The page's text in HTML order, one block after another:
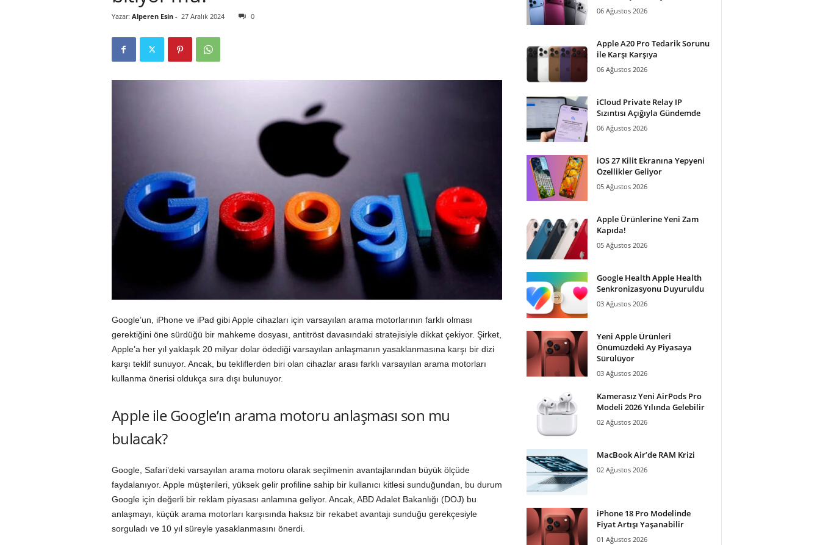
i
a
Yazar: Alperen Esin- 27 Aralık 2024 0
Google’un, iPhone ve iPad gibi Apple cihazları için varsayılan arama motorlarının farklı olması
gerektiğini öne sürdüğü bir mahkeme dosyası, antitröst davasındaki stratejisiyle dikkat çekiyor. Şirket,
Apple’a her yıl yaklaşık 20 milyar dolar ödediği varsayılan anlaşmanın yasaklanmasına karşı bir dizi
karşı teklif sunuyor. Ancak, bu tekliflerden biri olan cihazlar arası farklı varsayılan arama motorları
kullanma önerisi oldukça sıra dışı bulunuyor.
Apple ile Google’ın arama motoru anlaşması son mu
bulacak?
Google, Safari’deki varsayılan arama motoru olarak seçilmenin avantajlarından büyük ölçüde
faydalanıyor. Apple müşterileri, yüksek gelir profiline sahip bir kullanıcı kitlesi sunduğundan, bu durum
Google için değerli bir reklam piyasası anlamına geliyor. Ancak, ABD Adalet Bakanlığı (DOJ) bu
anlaşmayı, küçük arama motorları karşısında haksız bir rekabet avantajı sunduğu gerekçesiyle
sorguladı ve 10 yıl süreyle yasaklanmasını önerdi.
06 Ağustos 2026
Apple A20 Pro Tedarik Sorunu
ile Karşı Karşıya
06 Ağustos 2026
iCloud Private Relay IP
Sızıntısı Açığıyla Gündemde
06 Ağustos 2026
iOS 27 Kilit Ekranına Yepyeni
Özellikler Geliyor
05 Ağustos 2026
Apple Ürünlerine Yeni Zam
Kapıda!
05 Ağustos 2026
Google Health Apple Health
Senkronizasyonu Duyuruldu
03 Ağustos 2026
Yeni Apple Ürünleri
Önümüzdeki Ay Piyasaya
Sürülüyor
03 Ağustos 2026
Kamerasız Yeni AirPods Pro
Modeli 2026 Yılında Gelebilir
02 Ağustos 2026
MacBook Air’de RAM Krizi
02 Ağustos 2026
iPhone 18 Pro Modelinde
Fiyat Artışı Yaşanabilir
01 Ağustos 2026